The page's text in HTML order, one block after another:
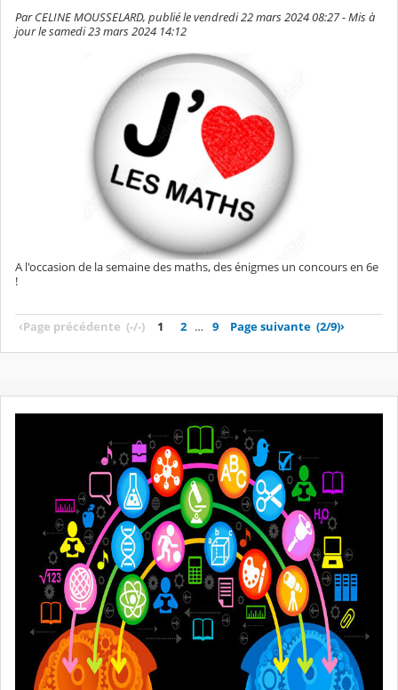
Par CELINE MOUSSELARD, publié le vendredi 22 mars 2024 08:27 - Mis à
jour le samedi 23 mars 2024 14:12
A l'occasion de la semaine des maths, des énigmes un concours en 6e
!
‹Page précédente (-/-) 1 2 … 9 Page suivante (2/9)›